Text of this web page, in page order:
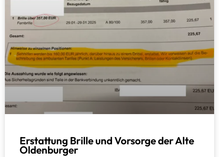
Erstattung Brille und Vorsorge der Alte
Oldenburger